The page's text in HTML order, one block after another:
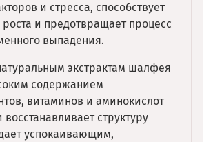
и стресса, способствует
и предотвращает процесс
выпадения.
экстрактам шалфея
содержанием
витаминов и аминокислот
структуру
успокаивающим,